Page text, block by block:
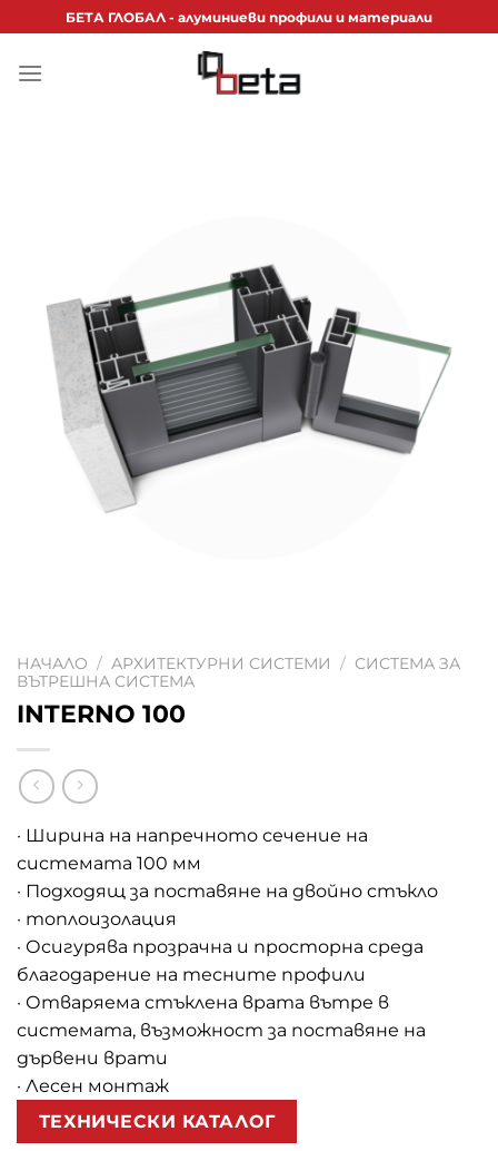
to
content
БЕТА ГЛОБАЛ - алуминиеви профили и материали
НАЧАЛО / АРХИТЕКТУРНИ СИСТЕМИ / СИСТЕМА ЗА
ВЪТРЕШНА СИСТЕМА
INTERNO 100
· Ширина на напречното сечение на
системата 100 мм
· Подходящ за поставяне на двойно стъкло
· топлоизолация
· Осигурява прозрачна и просторна среда
благодарение на тесните профили
· Отваряема стъклена врата вътре в
системата, възможност за поставяне на
дървени врати
· Лесен монтаж
ТЕХНИЧЕСКИ КАТАЛОГ